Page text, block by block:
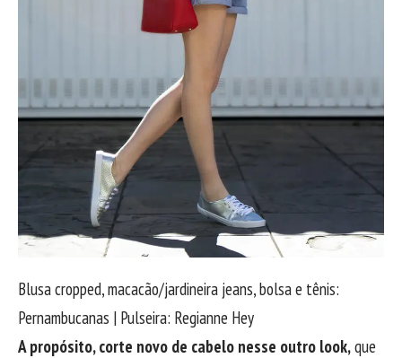
Blusa cropped, macacão/jardineira jeans, bolsa e tênis:
Pernambucanas | Pulseira: Regianne Hey
A propósito, corte novo de cabelo nesse outro look,que